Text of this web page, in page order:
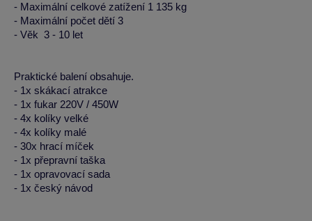
- Maximální celkové zatížení 1 135 kg
- Maximální počet dětí 3
- Věk 3 - 10 let
Praktické balení obsahuje.
- 1x skákací atrakce
- 1x fukar 220V / 450W
- 4x kolíky velké
- 4x kolíky malé
- 30x hrací míček
- 1x přepravní taška
- 1x opravovací sada
- 1x český návod